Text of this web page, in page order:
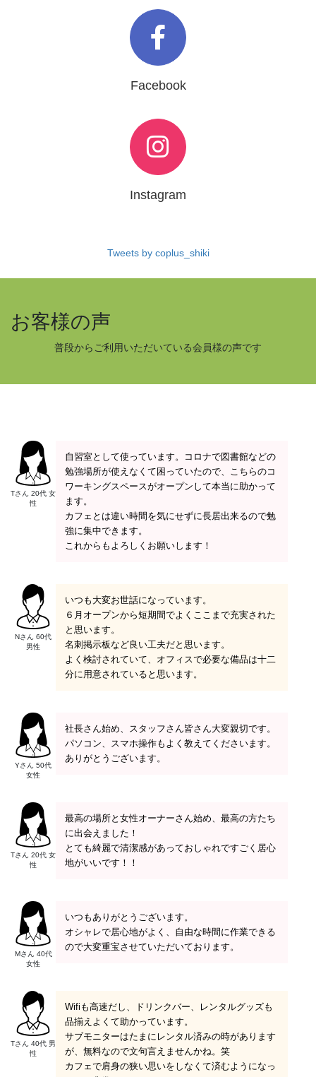
Facebook
Instagram
Tweets by coplus_shiki
お客様の声
普段からご利用いただいている会員様の声です
Tさん 20代 女
性
自習室として使っています。コロナで図書館などの
勉強場所が使えなくて困っていたので、こちらのコ
ワーキングスペースがオープンして本当に助かって
ます。
カフェとは違い時間を気にせずに長居出来るので勉
強に集中できます。
これからもよろしくお願いします！
Nさん 60代
男性
いつも大変お世話になっています。
６月オープンから短期間でよくここまで充実された
と思います。
名刺掲示板など良い工夫だと思います。
よく検討されていて、オフィスで必要な備品は十二
分に用意されていると思います。
Yさん 50代
女性
社長さん始め、スタッフさん皆さん大変親切です。
パソコン、スマホ操作もよく教えてくださいます。
ありがとうございます。
Tさん 20代 女
性
最高の場所と女性オーナーさん始め、最高の方たち
に出会えました！
とても綺麗で清潔感があっておしゃれですごく居心
地がいいです！！
Mさん 40代
女性
いつもありがとうございます。
オシャレで居心地がよく、自由な時間に作業できる
ので大変重宝させていただいております。
Tさん 40代 男
性
Wifiも高速だし、ドリンクバー、レンタルグッズも
品揃えよくて助かっています。
サブモニターはたまにレンタル済みの時があります
が、無料なので文句言えませんかね。笑
カフェで肩身の狭い思いをしなくて済むようになっ